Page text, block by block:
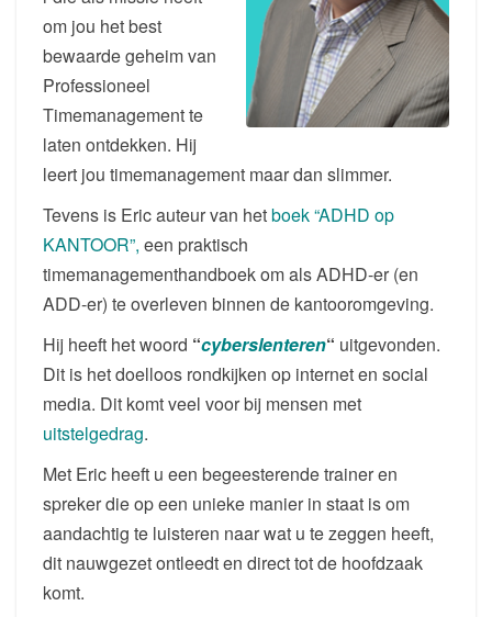
om jou het best
bewaarde geheim van
Professioneel
Timemanagement te
laten ontdekken. Hij
leert jou timemanagement maar dan slimmer.
Tevens is Eric auteur van hetboek “ADHD op
KANTOOR”, een praktisch
timemanagementhandboek om als ADHD-er (en
ADD-er) te overleven binnen de kantooromgeving.
Hij heeft het woord “cyberslenteren“ uitgevonden.
Dit is het doelloos rondkijken op internet en social
media. Dit komt veel voor bij mensen met
uitstelgedrag.
Met Eric heeft u een begeesterende trainer en
spreker die op een unieke manier in staat is om
aandachtig te luisteren naar wat u te zeggen heeft,
dit nauwgezet ontleedt en direct tot de hoofdzaak
komt.